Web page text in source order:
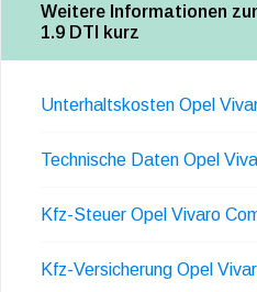
Weitere Informationen
1.9 DTI kurz
Unterhaltskosten Opel
Technische Daten Opel
Kfz-Steuer Opel Vivaro
Kfz-Versicherung Opel